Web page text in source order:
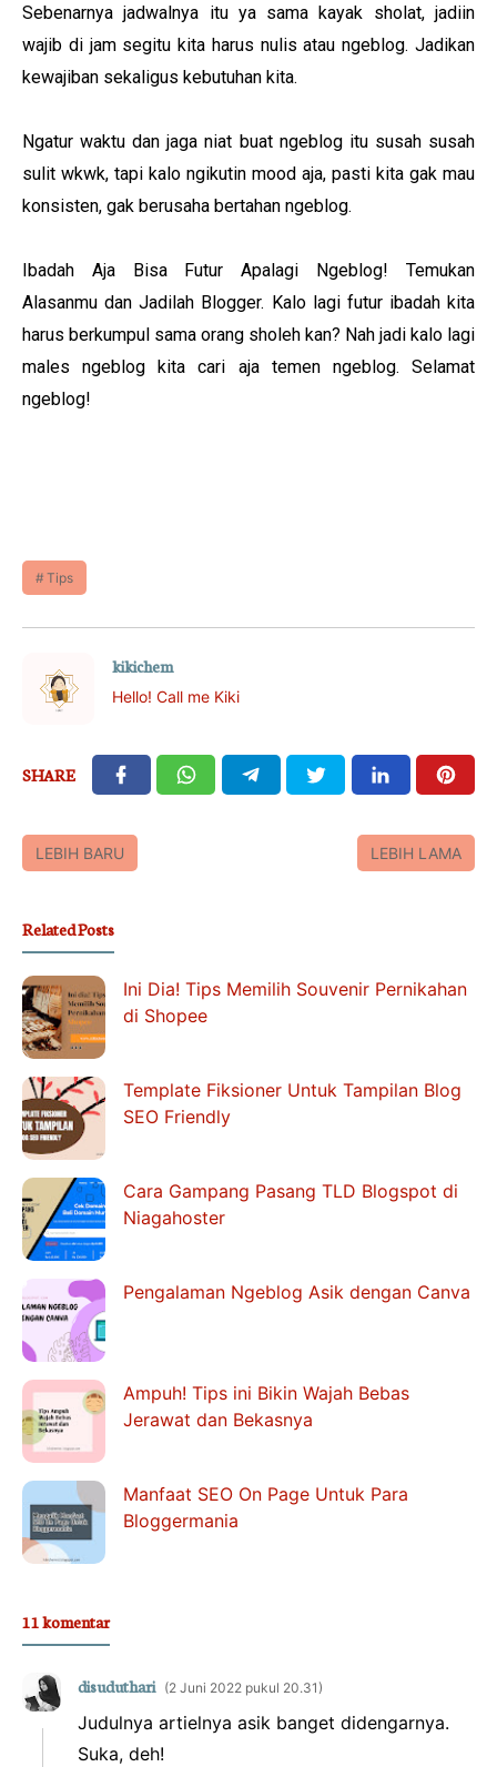
Sebenarnya jadwalnya itu ya sama kayak sholat, jadiin
wajib di jam segitu kita harus nulis atau ngeblog. Jadikan
kewajiban sekaligus kebutuhan kita.
Ngatur waktu dan jaga niat buat ngeblog itu susah susah
sulit wkwk, tapi kalo ngikutin mood aja, pasti kita gak mau
konsisten, gak berusaha bertahan ngeblog.
Ibadah Aja Bisa Futur Apalagi Ngeblog! Temukan
Alasanmu dan Jadilah Blogger. Kalo lagi futur ibadah kita
harus berkumpul sama orang sholeh kan? Nah jadi kalo lagi
males ngeblog kita cari aja temen ngeblog. Selamat
ngeblog!
Tips
kikichem
Hello! Call me Kiki
SHARE
LEBIH BARU LEBIH LAMA
Related Posts
Ini Dia! Tips Memilih Souvenir Pernikahan
di Shopee
Template Fiksioner Untuk Tampilan Blog
SEO Friendly
Cara Gampang Pasang TLD Blogspot di
Niagahoster
Pengalaman Ngeblog Asik dengan Canva
Ampuh! Tips ini Bikin Wajah Bebas
Jerawat dan Bekasnya
Manfaat SEO On Page Untuk Para
Bloggermania
11 komentar
disuduthari 2 Juni 2022 pukul 20.31
Judulnya artielnya asik banget didengarnya.
Suka, deh!